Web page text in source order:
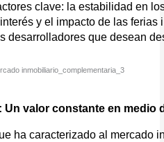
clave: la estabilidad en
y el impacto de las ferias
desarrolladores que desean
Un valor constante en medio
ha caracterizado al mercado